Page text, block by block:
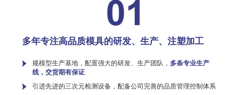
多年专注高品质模具的研发、生产、注塑加工
规模型生产基地，配置强大的研发、生产团队， 多条专业生产
线，交货期有保证
引进先进的三次元检测设备，配备公司完善的品质管理控制体系